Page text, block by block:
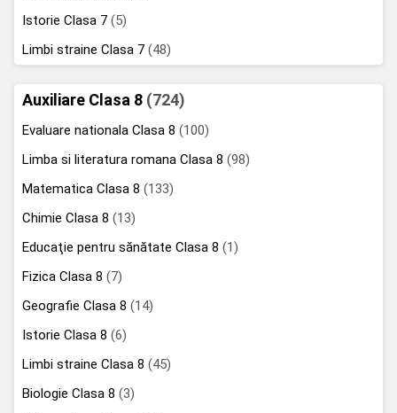
Istorie Clasa 7 (5)
Limbi straine Clasa 7 (48)
Auxiliare Clasa 8 (724)
Evaluare nationala Clasa 8 (100)
Limba si literatura romana Clasa 8 (98)
Matematica Clasa 8 (133)
Chimie Clasa 8 (13)
Educaţie pentru sănătate Clasa 8 (1)
Fizica Clasa 8 (7)
Geografie Clasa 8 (14)
Istorie Clasa 8 (6)
Limbi straine Clasa 8 (45)
Biologie Clasa 8 (3)